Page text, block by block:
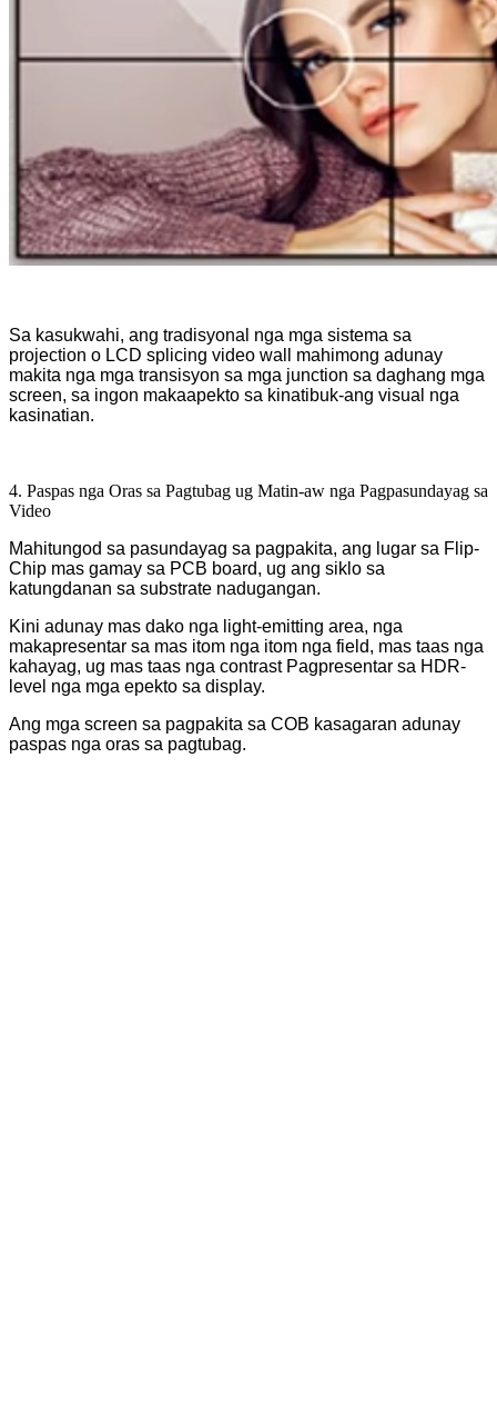
Sa kasukwahi, ang tradisyonal nga mga sistema sa
projection o LCD splicing video wall mahimong adunay
makita nga mga transisyon sa mga junction sa daghang mga
screen, sa ingon makaapekto sa kinatibuk-ang visual nga
kasinatian.
4. Paspas nga Oras sa Pagtubag ug Matin-aw nga Pagpasundayag sa
Video
Mahitungod sa pasundayag sa pagpakita, ang lugar sa Flip-
Chip mas gamay sa PCB board, ug ang siklo sa
katungdanan sa substrate nadugangan.
Kini adunay mas dako nga light-emitting area, nga
makapresentar sa mas itom nga itom nga field, mas taas nga
kahayag, ug mas taas nga contrast Pagpresentar sa HDR-
level nga mga epekto sa display.
Ang mga screen sa pagpakita sa COB kasagaran adunay
paspas nga oras sa pagtubag.